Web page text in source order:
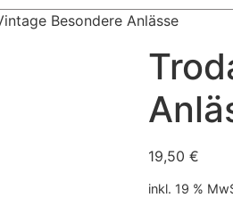
Besondere Anlässe
19,50 €
inkl. 19 %